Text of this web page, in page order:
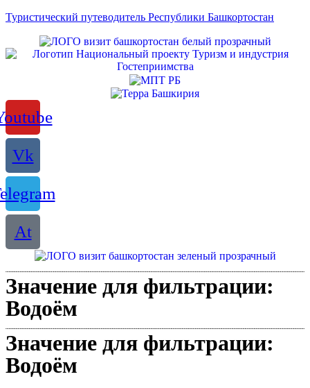
Туристический путеводитель Республики Башкортостан
Vk
At
Значение для фильтрации:
Водоём
Значение для фильтрации:
Водоём